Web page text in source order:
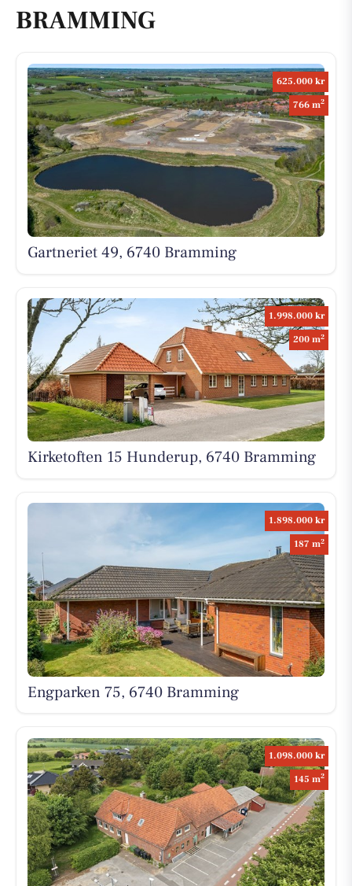
BRAMMING
625.000 kr
766 m2
Gartneriet 49, 6740 Bramming
1.998.000 kr
200 m2
Kirketoften 15 Hunderup, 6740 Bramming
1.898.000 kr
187 m2
Engparken 75, 6740 Bramming
1.098.000 kr
145 m2